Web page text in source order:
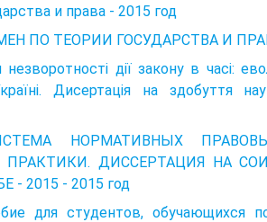
и права - 2015 год
ПО ТЕОРИИ ГОСУДАРСТВА И
дії закону в часі:
Дисертація на здобуття
НОРМАТИВНЫХ
ДИССЕРТАЦИЯ НА
2015 - 2015 год
для студентов, обучающихся